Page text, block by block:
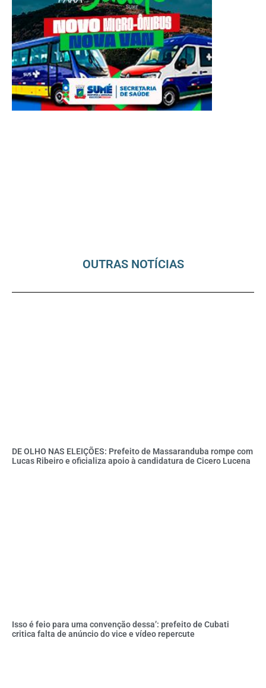
OUTRAS NOTÍCIAS
DE OLHO NAS ELEIÇÕES: Prefeito de Massaranduba rompe com
Lucas Ribeiro e oficializa apoio à candidatura de Cicero Lucena
Isso é feio para uma convenção dessa’: prefeito de Cubati
critica falta de anúncio do vice e vídeo repercute